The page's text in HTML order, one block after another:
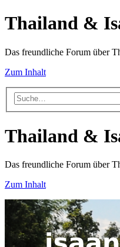
Thailand &
Das freundliche Forum über
Zum Inhalt
Thailand &
Das freundliche Forum über
Zum Inhalt